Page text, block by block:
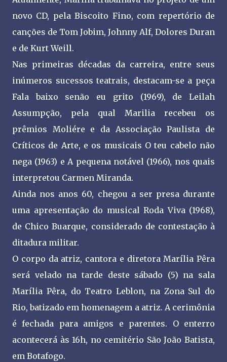
novo CD, pela Biscoito Fino, com repertório de
canções de Tom Jobim, Johnny Alf, Dolores Duran
e de Kurt Weill.
Nas primeiras décadas da carreira, entre seus
inúmeros sucessos teatrais, destacam-se a peça
Fala baixo senão eu grito (1969), de Leilah
Assumpção, pela qual Marilia recebeu os
prêmios Moliére e da Associação Paulista de
Críticos de Arte, e os musicais O teu cabelo não
nega (1963) e A pequena notável (1966), nos quais
interpretou Carmen Miranda.
Ainda nos anos 60, chegou a ser presa durante
uma apresentação do musical Roda Viva (1968),
de Chico Buarque, considerado de contestação à
ditadura militar.
O corpo da atriz, cantora e diretora Marília Pêra
será velado na tarde deste sábado (5) na sala
Marília Pêra, do Teatro Leblon, na Zona Sul do
Rio, batizado em homenagem a atriz. A cerimônia
é fechada para amigos e parentes. O enterro
acontecerá às 16h, no cemitério São João Batista,
em Botafogo.